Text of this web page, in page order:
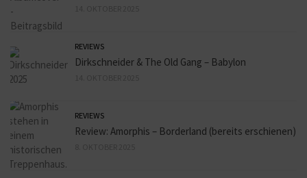
REVIEWS
Dirkschneider & The Old Gang – Babylon
REVIEWS
Review: Amorphis – Borderland (bereits erschienen)